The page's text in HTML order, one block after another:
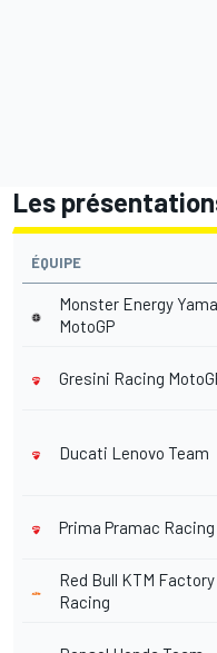
Les
ÉQUIPE
Monster Energy
MotoGP
Gresini Racing
Ducati Lenovo Team
Prima Pramac Racing
Red Bull KTM Factory
Racing